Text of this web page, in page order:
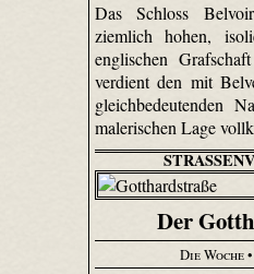
Das Schloss
ziemlich hohen,
englischen
verdient den mit
gleichbedeutenden
malerischen Lage
Der
Die Woche•